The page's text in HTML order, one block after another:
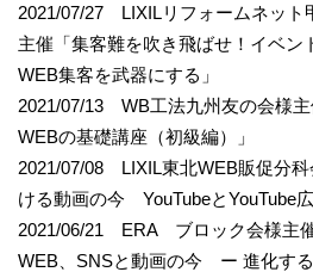
2021/07/27 LIXILリフォームネット
主催「集客難を吹き飛ばせ！イベン
WEB集客を武器にする」
2021/07/13 WB工法九州友の会様
WEBの基礎講座（初級編）」
2021/07/08 LIXIL東北WEB販促分
ける動画の今 YouTubeとYouTube広
2021/06/21 ERA ブロック会様主
WEB、SNSと動画の今 ー 進化する